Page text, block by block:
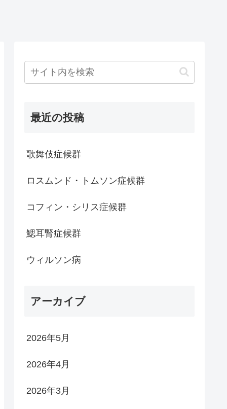
最近の投稿
歌舞伎症候群
ロスムンド・トムソン症候群
コフィン・シリス症候群
鰓耳腎症候群
ウィルソン病
アーカイブ
2026年5月
2026年4月
2026年3月